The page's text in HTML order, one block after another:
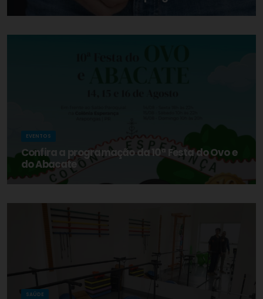
EVENTOS
Confira a programação da 10ª Festa do Ovo e
do Abacate
SAÚDE